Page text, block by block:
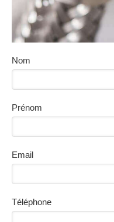
Nom
Prénom
Email
Téléphone